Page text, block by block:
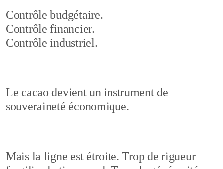
Contrôle budgétaire.
Contrôle financier.
Contrôle industriel.
Le cacao devient un instrument de
souveraineté économique.
Mais la ligne est étroite. Trop de rigueur